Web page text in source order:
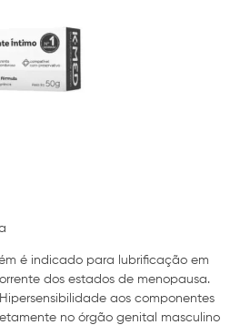
é indicado para lubrificação em
dos estados de menopausa.
aos componentes
no órgão genital masculino